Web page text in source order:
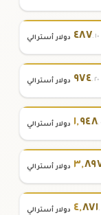
٤٨٧.١٠ دولار أسترالي
٩٧٤.٢٠ دولار أسترالي
١,٩٤٨ دولار أسترالي
٣, دولار أسترالي
٤,٨٧١ دولار أسترالي